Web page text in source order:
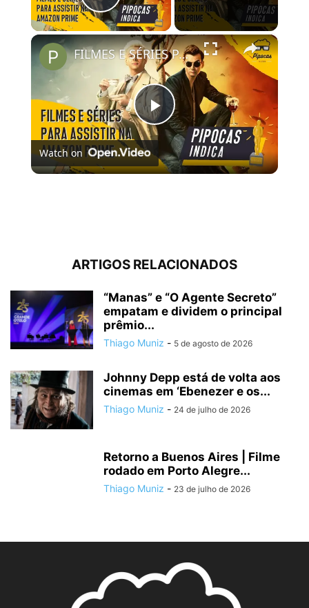
Play Video
×
Play
Video
FILMES E SÉRIES PARA ASSISTIR NO AMAZON PRIME VIDEO | #PipocasIndica 7
Watch on
ARTIGOS RELACIONADOS
“Manas” e “O Agente Secreto”
empatam e dividem o principal
prêmio...
Thiago Muniz - 5 de agosto de 2026
Johnny Depp está de volta aos
cinemas em ‘Ebenezer e os...
Thiago Muniz - 24 de julho de 2026
Retorno a Buenos Aires | Filme
rodado em Porto Alegre...
Thiago Muniz - 23 de julho de 2026